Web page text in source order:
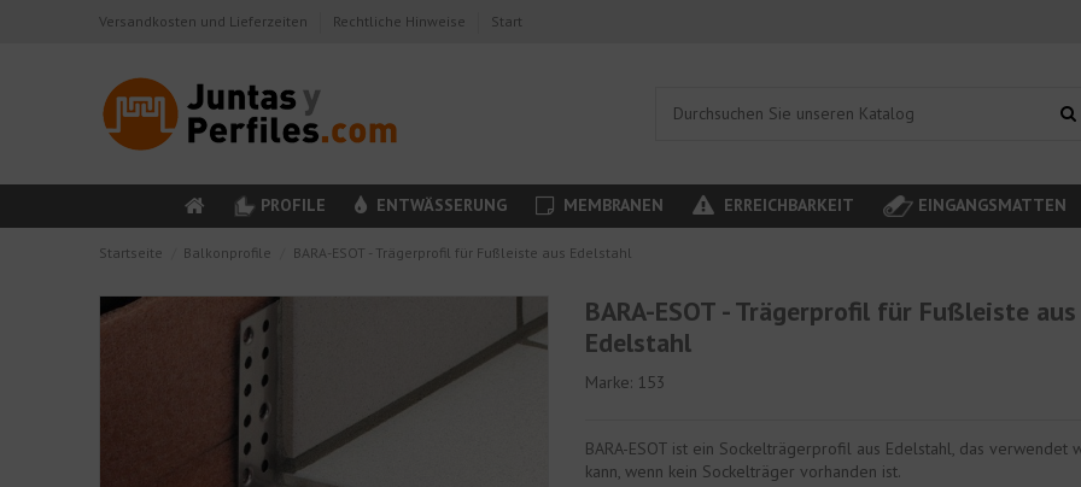
Versandkosten und Lieferzeiten Rechtliche Hinweise Start
PROFILE ENTWÄSSERUNG MEMBRANEN ERREICHBARKEIT EINGANGSMATTEN
Startseite Balkonprofile BARA-ESOT - Trägerprofil für Fußleiste aus Edelstahl
BARA-ESOT - Trägerprofil für Fußleiste aus
Edelstahl
Marke: 153
BARA-ESOT ist ein Sockelträgerprofil aus Edelstahl, das verwendet
kann, wenn kein Sockelträger vorhanden ist.